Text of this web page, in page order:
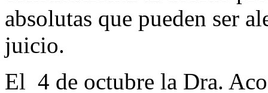
absolutas que pueden ser
juicio.
El 4 de octubre la Dra.